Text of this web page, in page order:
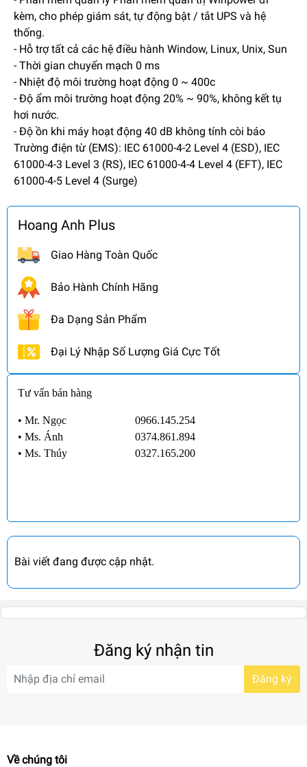
kèm, cho phép giám sát, tự động bật / tắt UPS và hệ
thống.
- Hỗ trợ tất cả các hệ điều hành Window, Linux, Unix, Sun
- Thời gian chuyển mạch 0 ms
- Nhiệt độ môi trường hoạt động 0 ~ 400c
- Độ ẩm môi trường hoạt động 20% ~ 90%, không kết tụ
hơi nước.
- Độ ồn khi máy hoạt động 40 dB không tính còi báo
Trường điện từ (EMS): IEC 61000-4-2 Level 4 (ESD), IEC
61000-4-3 Level 3 (RS), IEC 61000-4-4 Level 4 (EFT), IEC
61000-4-5 Level 4 (Surge)
Hoang Anh Plus
Giao Hàng Toàn Quốc
Bảo Hành Chính Hãng
Đa Dạng Sản Phẩm
Đại Lý Nhập Số Lượng Giá Cực Tốt
Tư vấn bán hàng
• Mr. Ngọc
0966.145.254
• Ms. Ánh
0374.861.894
• Ms. Thúy 0327.165.200
Bài viết đang được cập nhật.
Đăng ký nhận tin
Đăng ký
Về chúng tôi